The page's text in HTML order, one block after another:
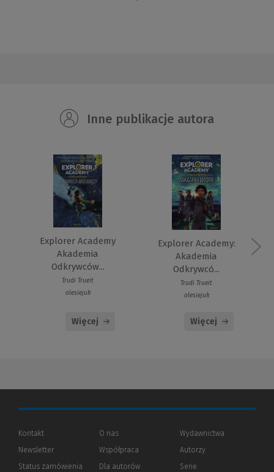
Inne publikacje autora
Explorer Academy
Akademia
Odkrywców...
Trudi Trueit
olesiejuk
Więcej
Explorer Academy:
Akademia
Odkrywcó...
Trudi Trueit
olesiejuk
Więcej
Kontakt
Newsletter
Status zamówienia
O nas
Współpraca
Dla autorów(Nowe
(Link
Wydawnictwa
Autorzy
Serie